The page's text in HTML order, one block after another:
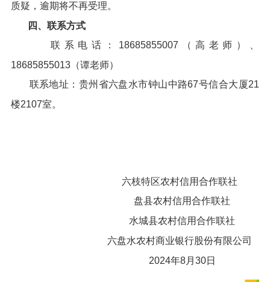
质疑，逾期将不再受理。
四、联系方式
联系电话：18685855007（高老师）、
18685855013（谭老师）
联系地址：贵州省六盘水市钟山中路67号信合大厦21
楼2107室。
六枝特区农村信用合作联社
盘县农村信用合作联社
水城县农村信用合作联社
六盘水农村商业银行股份有限公司
2024年8月30日